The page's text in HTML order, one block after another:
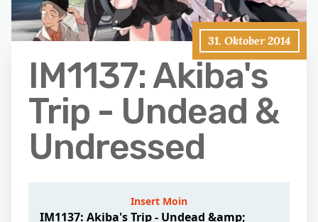
31. Oktober 2014
IM1137: Akiba's
Trip - Undead &
Undressed